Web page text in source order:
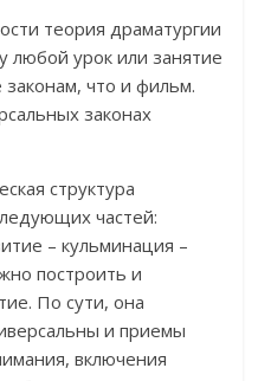
теория драматургии
любой урок или занятие
что и фильм.
законах
структура
частей:
– кульминация –
построить и
По сути, она
и приемы
включения